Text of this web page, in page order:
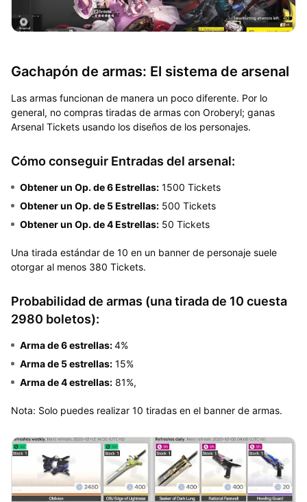
Gachapón de armas: El sistema de arsenal
Las armas funcionan de manera un poco diferente. Por lo
general, no compras tiradas de armas con Oroberyl; ganas
Arsenal Tickets usando los diseños de los personajes.
Cómo conseguir Entradas del arsenal:
Obtener un Op. de 6 Estrellas:1500 Tickets
Obtener un Op. de 5 Estrellas:500 Tickets
Obtener un Op. de 4 Estrellas:50 Tickets
Una tirada estándar de 10 en un banner de personaje suele
otorgar al menos 380 Tickets.
Probabilidad de armas (una tirada de 10 cuesta
2980 boletos):
Arma de 6 estrellas:4%
Arma de 5 estrellas:15%
Arma de 4 estrellas:81%,
Nota: Solo puedes realizar 10 tiradas en el banner de armas.